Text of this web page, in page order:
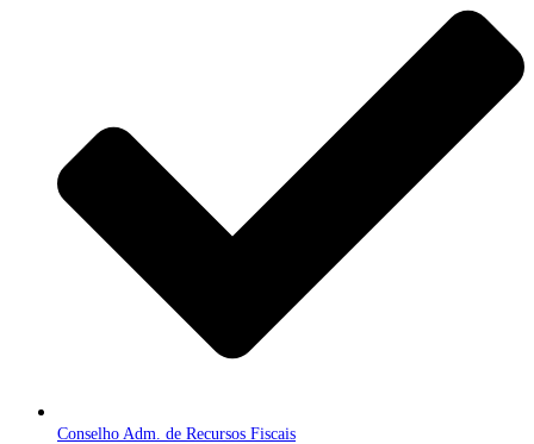
Conselho Adm. de Recursos Fiscais